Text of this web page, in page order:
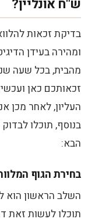
ש"ח אונליין?
ומהירה בעידן
מהבית, בכל שעה
זכאותכם כאן
העליון, לאחר מכן
בנוסף, תוכלו
הבא:
בחירת הגוף
השלב הראשון הוא
תוכלו לעשות זאת